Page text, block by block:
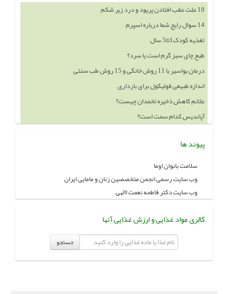
18 علت عقب افتادن پریود و درد زیر شکم
14 سوال رایج شما درباره اسپرم
تغذیه کودک1تا5 سال
طبع چای سبز گرم است یا سرد؟
درمان بواسیر با 11 روش خانگی و 15 روش طب سنتی
اندازه طبیعی فولیکول برای بارداری
علائم کاهش ذخیره تخمدان چیست؟
آپاندیس کدام سمت است؟
پیوند ها
سلامت بانوان اوما
وب سایت رسمی انجمن متخصصین زنان و مامایی ایران
وب سایت دکتر فاطمه نعمت االهی
کالری مواد غذایی و ارزش غذایی آنها
جستجو